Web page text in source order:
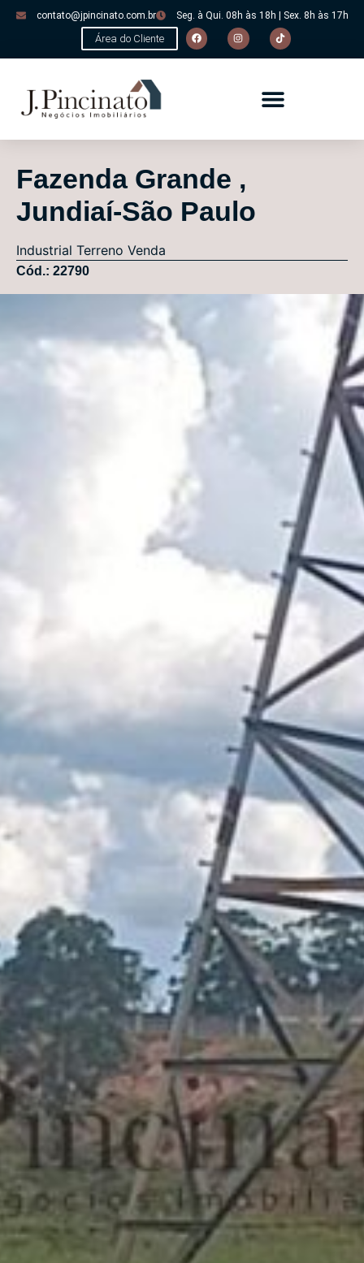
contato@jpincinato.com.br Seg. à Qui. 08h às 18h | Sex. 8h às 17h
Área do Cliente
Fazenda Grande ,
Jundiaí-São Paulo
Industrial Terreno Venda
Cód.: 22790